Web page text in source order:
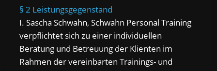
§ 2 Leistungsgegenstand
I. Sascha Schwahn, Schwahn Personal Training
verpflichtet sich zu einer individuellen
Beratung und Betreuung der Klienten im
Rahmen der vereinbarten Trainings- und